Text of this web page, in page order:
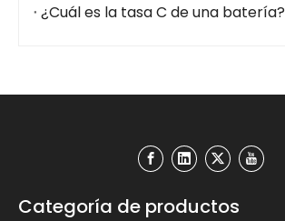
¿Cuál es la tasa C de una batería?
Categoría de productos